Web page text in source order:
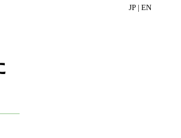
JP | EN